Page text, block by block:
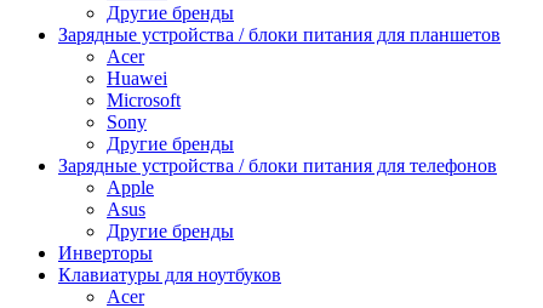
Другие бренды
Зарядные устройства / блоки питания для планшетов
Acer
Huawei
Microsoft
Sony
Другие бренды
Зарядные устройства / блоки питания для телефонов
Apple
Asus
Другие бренды
Инверторы
Клавиатуры для ноутбуков
Acer